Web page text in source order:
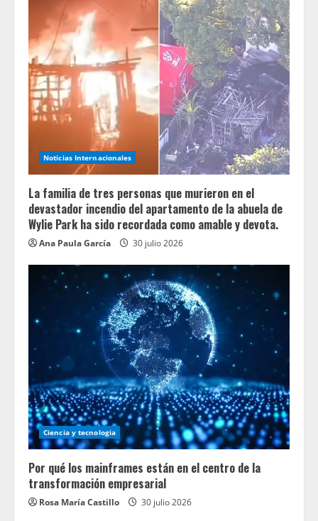
Noticias Internacionales
La familia de tres personas que murieron en el
devastador incendio del apartamento de la abuela de
Wylie Park ha sido recordada como amable y devota.
Ana Paula García 30 julio 2026
Ciencia y tecnologia
Por qué los mainframes están en el centro de la
transformación empresarial
Rosa María Castillo 30 julio 2026